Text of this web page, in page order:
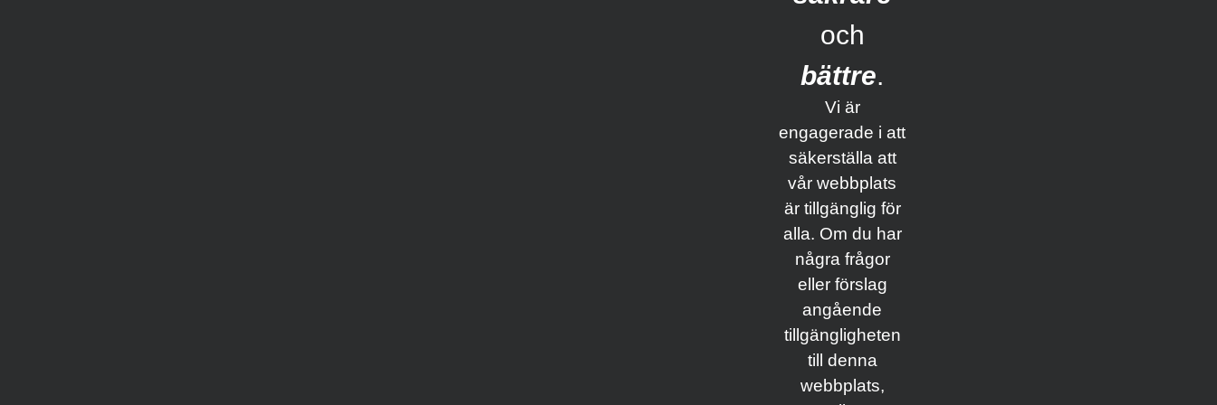
och
bättre.
Vi är
engagerade i att
säkerställa att
vår webbplats
är tillgänglig för
alla. Om du har
några frågor
eller förslag
angående
tillgängligheten
till denna
webbplats,